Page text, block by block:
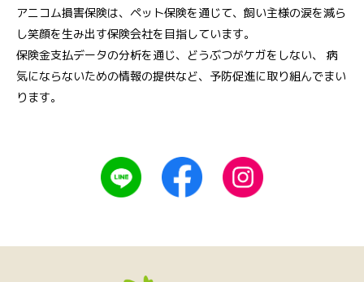
アニコム損害保険は、ペット保険を通じて、飼い主様の涙を減ら
し笑顔を生み出す保険会社を目指しています。
保険金支払データの分析を通じ、どうぶつがケガをしない、 病
気にならないための情報の提供など、予防促進に取り組んでまい
ります。